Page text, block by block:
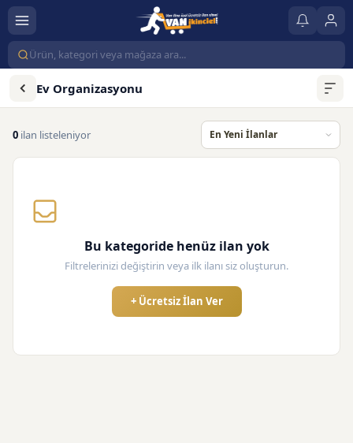
Ev Organizasyonu
0 ilan listeleniyor
Bu kategoride henüz ilan yok
Filtrelerinizi değiştirin veya ilk ilanı siz oluşturun.
+ Ücretsiz İlan Ver